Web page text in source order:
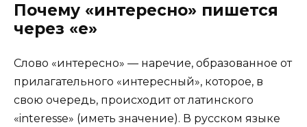
Почему «интересно» пишется
через «е»
Слово «интересно» — наречие, образованное от
прилагательного «интересный», которое, в
свою очередь, происходит от латинского
«interesse» (иметь значение). В русском языке